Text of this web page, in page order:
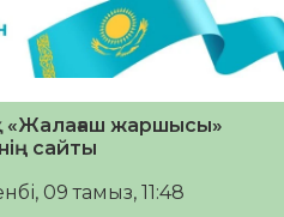
«Жалағаш жаршысы»
сайты
09 тамыз, 11:48